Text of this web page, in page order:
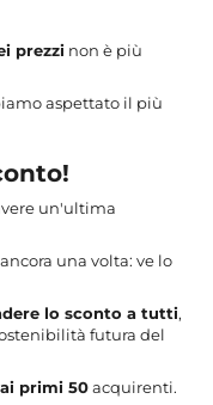
prezzi non è più
aspettato il più
un'ultima
una volta: ve lo
lo sconto a tutti,
futura del
primi 50acquirenti.